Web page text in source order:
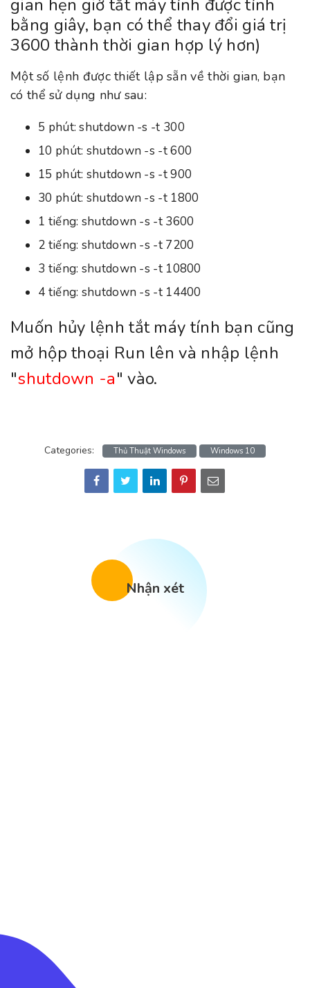
gian hẹn giờ tắt máy tính được tính
bằng giây, bạn có thể thay đổi giá trị
3600 thành thời gian hợp lý hơn)
Một số lệnh được thiết lập sẵn về thời gian, bạn
có thể sử dụng như sau:
5 phút: shutdown -s -t 300
10 phút: shutdown -s -t 600
15 phút: shutdown -s -t 900
30 phút: shutdown -s -t 1800
1 tiếng: shutdown -s -t 3600
2 tiếng: shutdown -s -t 7200
3 tiếng: shutdown -s -t 10800
4 tiếng: shutdown -s -t 14400
Muốn hủy lệnh tắt máy tính bạn cũng
mở hộp thoại Run lên và nhập lệnh
"shutdown -a" vào.
Categories: Thủ Thuật Windows Windows 10
Nhận xét